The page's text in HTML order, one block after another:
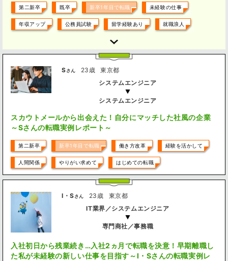
第二新卒 既卒 新卒1年目で転職 未経験の仕事
年収アップ 公務員試験 留学経験あり 就職浪人
大企業から転職
ベンチャー企業から転職
日系企業 働き方改革 経験を活かして
研究を活かして フリーターから正社員
脱ブラック企業 人間関係
はじめての転職 はじめての就職 やりたいことを目指して
スカウトメールから出会えた！自分にマッチした社風の企業
～Sさんの転職実例レポート～
第二新卒 新卒1年目で転職 働き方改革 経験を活かして
人間関係 やりがい求めて はじめての転職
Sさん 23歳
東京都
システムエンジニア
システムエンジニア
入社初日から残業続き…入社2ヵ月で転職を決意！早期離職し
た私が未経験の新しい仕事を目指す～I・Sさんの転職実例レ
I・Sさん 23歳
東京都
IT業界／システムエンジニア
専門商社／事務職